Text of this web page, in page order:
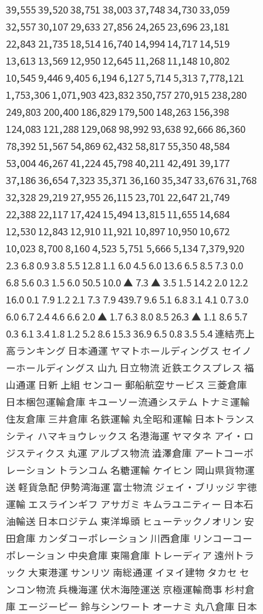
39,555 39,520 38,751 38,003 37,748 34,730 33,059
32,557 30,107 29,633 27,856 24,265 23,696 23,181
22,843 21,735 18,514 16,740 14,994 14,717 14,519
13,613 13,569 12,950 12,645 11,268 11,148 10,802
10,545 9,446 9,405 6,194 6,127 5,714 5,313 7,778,121
1,753,306 1,071,903 423,832 350,757 270,915 238,280
249,803 200,400 186,829 179,500 148,263 156,398
124,083 121,288 129,068 98,992 93,638 92,666 86,360
78,392 51,567 54,869 62,432 58,817 55,350 48,584
53,004 46,267 41,224 45,798 40,211 42,491 39,177
37,186 36,654 7,323 35,371 36,160 35,347 33,676 31,768
32,328 29,219 27,955 26,115 23,701 22,647 21,749
22,388 22,117 17,424 15,494 13,815 11,655 14,684
12,530 12,843 12,910 11,921 10,897 10,950 10,672
10,023 8,700 8,160 4,523 5,751 5,666 5,134 7,379,920
2.3 6.8 0.9 3.8 5.5 12.8 1.1 6.0 4.5 6.0 13.6 6.5 8.5 7.3 0.0
6.8 5.6 0.3 1.5 6.0 50.5 10.0 ▲ 7.3 ▲ 3.5 1.5 14.2 2.0 12.2
16.0 0.1 7.9 1.2 2.1 7.3 7.9 439.7 9.6 5.1 6.8 3.1 4.1 0.7 3.0
6.0 6.7 2.4 4.6 6.6 2.0 ▲ 1.7 6.3 8.0 8.5 26.3 ▲ 1.1 8.6 5.7
0.3 6.1 3.4 1.8 1.2 5.2 8.6 15.3 36.9 6.5 0.8 3.5 5.4 連結売上
高ランキング 日本通運 ヤマトホールディングス セイノ
ーホールディングス 山九 日立物流 近鉄エクスプレス 福
山通運 日新 上組 センコー 郵船航空サービス 三菱倉庫
日本梱包運輸倉庫 キユーソー流通システム トナミ運輸
住友倉庫 三井倉庫 名鉄運輸 丸全昭和運輸 日本トランス
シティ ハマキョウレックス 名港海運 ヤマタネ アイ・ロ
ジスティクス 丸運 アルプス物流 澁澤倉庫 アートコーポ
レーション トランコム 名糖運輸 ケイヒン 岡山県貨物運
送 軽貨急配 伊勢湾海運 富士物流 ジェイ・ブリッジ 宇徳
運輸 エスラインギフ アサガミ キムラユニティー 日本石
油輸送 日本ロジテム 東洋埠頭 ヒューテックノオリン 安
田倉庫 カンダコーポレーション 川西倉庫 リンコーコー
ポレーション 中央倉庫 東陽倉庫 トレーディア 遠州トラ
ック 大東港運 サンリツ 南総通運 イヌイ建物 タカセ セ
ンコン物流 兵機海運 伏木海陸運送 京極運輸商事 杉村倉
庫 エージーピー 鈴与シンワート オーナミ 丸八倉庫 日本